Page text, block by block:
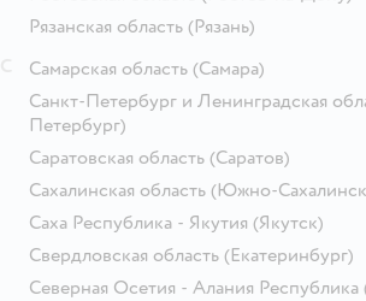
Рязанская область (Рязань)
Самарская область (Самара)
Санкт-Петербург и Ленинградская
Петербург)
Саратовская область (Саратов)
Сахалинская область (Южно-
Саха Республика - Якутия (Якутск)
Свердловская область (Екатеринбург)
Северная Осетия - Алания Республика